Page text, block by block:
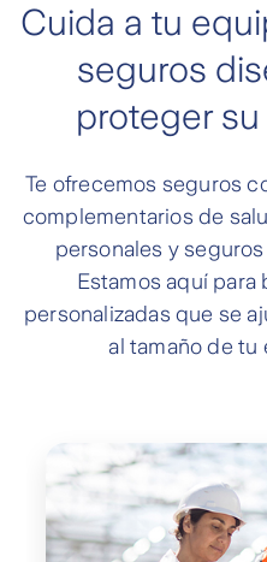
Cuida a tu
seguros
proteger
Te ofrecemos seguros
complementarios de
personales y
Estamos aquí
personalizadas que se
al tamaño de tu